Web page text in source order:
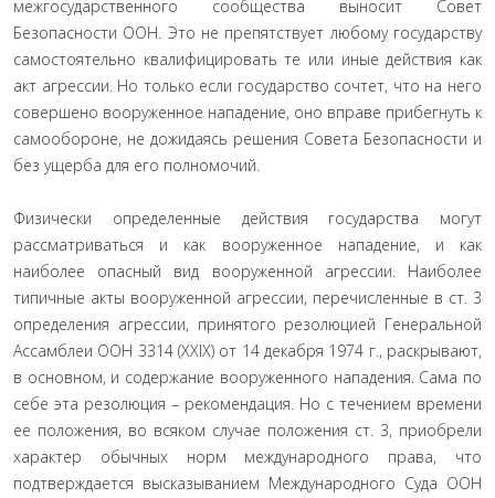
межгосударственного сообщества выносит Совет
Безопасности ООН. Это не препятствует любому государству
самостоятельно квалифицировать те или иные действия как
акт агрессии. Но только если государство сочтет, что на него
совершено вооруженное нападение, оно вправе прибегнуть к
самообороне, не дожидаясь решения Совета Безопасности и
без ущерба для его полномочий.
Физически определенные действия государства могут
рассматриваться и как вооруженное нападение, и как
наиболее опасный вид вооруженной агрессии. Наиболее
типичные акты вооруженной агрессии, перечисленные в ст. 3
определения агрессии, принятого резолюцией Генеральной
Ассамблеи ООН 3314 (ХХIX) от 14 декабря 1974 г., раскрывают,
в основном, и содержание вооруженного нападения. Сама по
себе эта резолюция – рекомендация. Но с течением времени
ее положения, во всяком случае положения ст. 3, приобрели
характер обычных норм международного права, что
подтверждается высказыванием Международного Суда ООН